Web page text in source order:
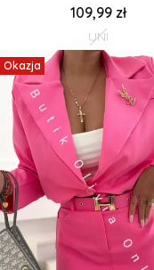
109,99 zł
UNI
Okazja